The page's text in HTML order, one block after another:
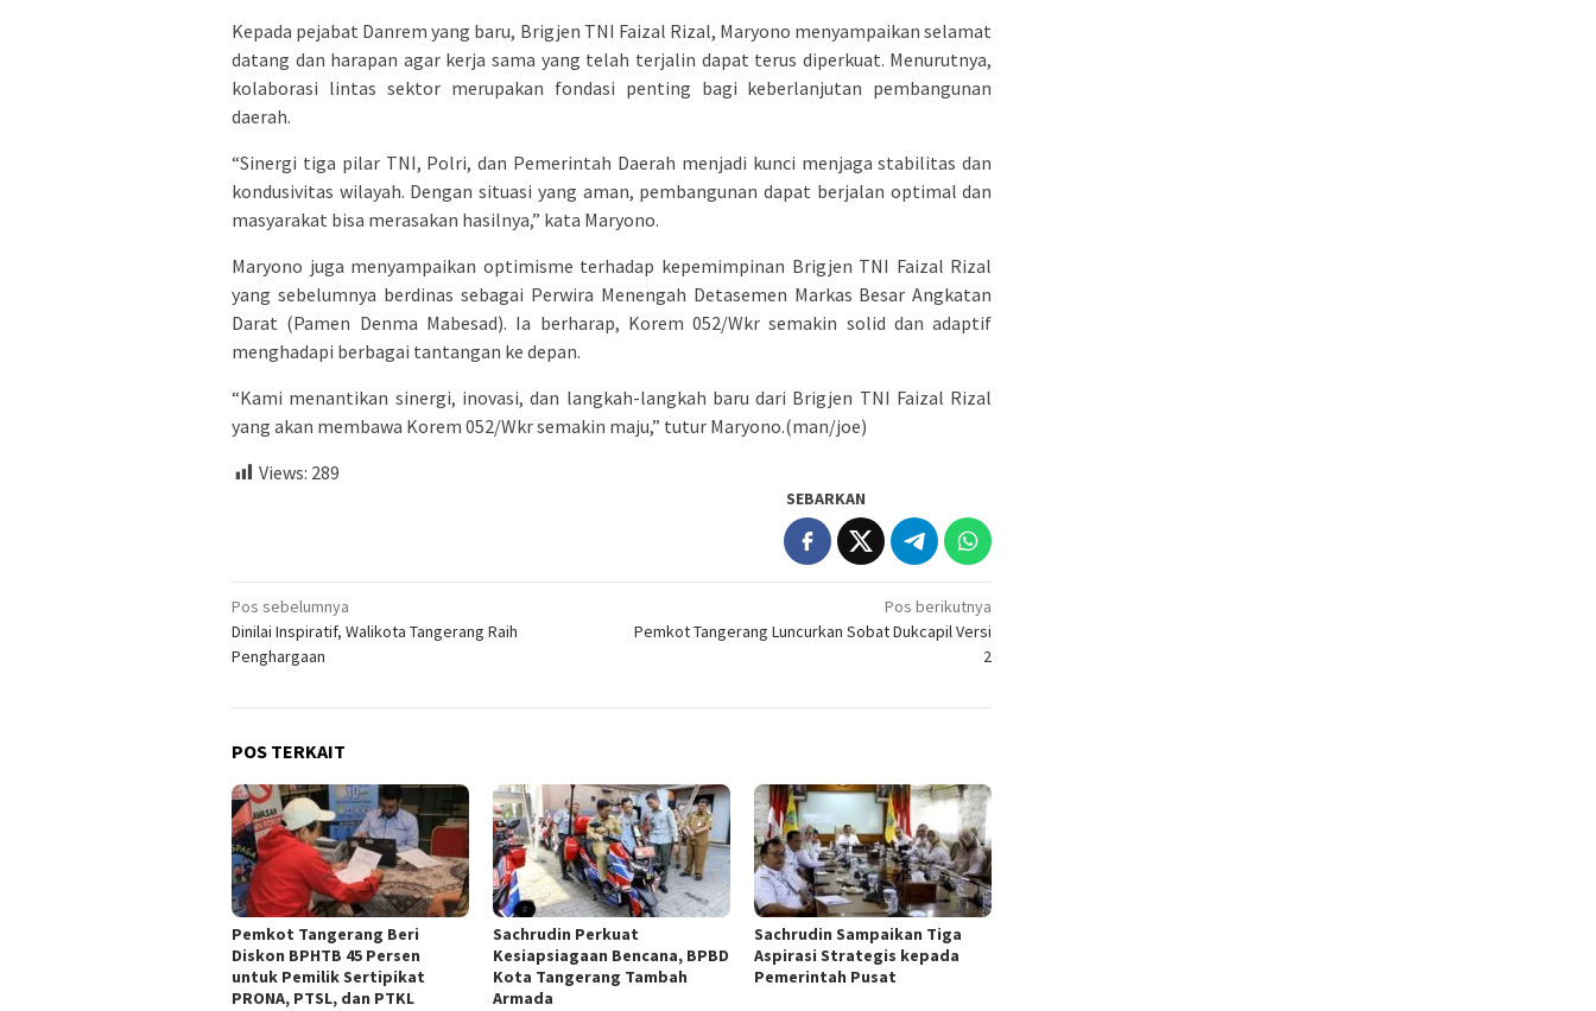
Kepada pejabat Danrem yang baru, Brigjen TNI Faizal Rizal, Maryono menyampaikan selamat
datang dan harapan agar kerja sama yang telah terjalin dapat terus diperkuat. Menurutnya,
kolaborasi lintas sektor merupakan fondasi penting bagi keberlanjutan pembangunan
daerah.
“Sinergi tiga pilar TNI, Polri, dan Pemerintah Daerah menjadi kunci menjaga stabilitas dan
kondusivitas wilayah. Dengan situasi yang aman, pembangunan dapat berjalan optimal dan
masyarakat bisa merasakan hasilnya,” kata Maryono.
Maryono juga menyampaikan optimisme terhadap kepemimpinan Brigjen TNI Faizal Rizal
yang sebelumnya berdinas sebagai Perwira Menengah Detasemen Markas Besar Angkatan
Darat (Pamen Denma Mabesad). Ia berharap, Korem 052/Wkr semakin solid dan adaptif
menghadapi berbagai tantangan ke depan.
“Kami menantikan sinergi, inovasi, dan langkah-langkah baru dari Brigjen TNI Faizal Rizal
yang akan membawa Korem 052/Wkr semakin maju,” tutur Maryono.(man/joe)
Views: 289
SEBARKAN
Navigasi
pos
Pos sebelumnya
Dinilai Inspiratif, Walikota Tangerang Raih
Penghargaan
Pos berikutnya
Pemkot Tangerang Luncurkan Sobat Dukcapil Versi
2
POS TERKAIT
Pemkot Tangerang Beri
Diskon BPHTB 45 Persen
untuk Pemilik Sertipikat
PRONA, PTSL, dan PTKL
Sachrudin Perkuat
Kesiapsiagaan Bencana, BPBD
Kota Tangerang Tambah
Armada
Sachrudin Sampaikan Tiga
Aspirasi Strategis kepada
Pemerintah Pusat